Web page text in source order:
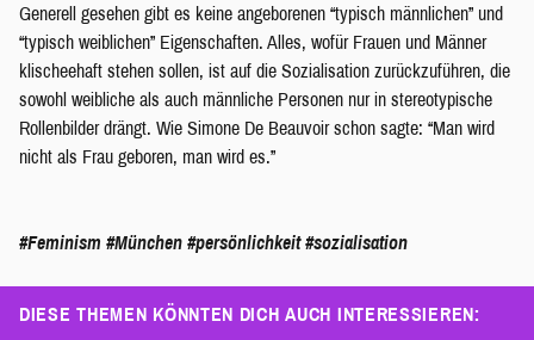
Generell gesehen gibt es keine angeborenen “typisch männlichen” und
“typisch weiblichen” Eigenschaften. Alles, wofür Frauen und Männer
klischeehaft stehen sollen, ist auf die Sozialisation zurückzuführen, die
sowohl weibliche als auch männliche Personen nur in stereotypische
Rollenbilder drängt. Wie Simone De Beauvoir schon sagte: “Man wird
nicht als Frau geboren, man wird es.”
#Feminism #München #persönlichkeit #sozialisation
DIESE THEMEN KÖNNTEN DICH AUCH INTERESSIEREN: